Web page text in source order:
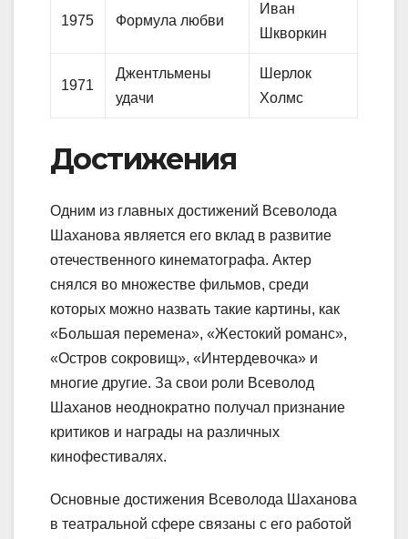
1975 Формула любви
Иван
Шкворкин
1971
Джентльмены
удачи
Шерлок
Холмс
Достижения
Одним из главных достижений Всеволода
Шаханова является его вклад в развитие
отечественного кинематографа. Актер
снялся во множестве фильмов, среди
которых можно назвать такие картины, как
«Большая перемена», «Жестокий романс»,
«Остров сокровищ», «Интердевочка» и
многие другие. За свои роли Всеволод
Шаханов неоднократно получал признание
критиков и награды на различных
кинофестивалях.
Основные достижения Всеволода Шаханова
в театральной сфере связаны с его работой